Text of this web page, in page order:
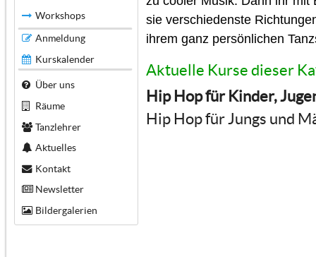
Workshops
Anmeldung
Kurskalender
Über uns
Räume
Tanzlehrer
Aktuelles
Kontakt
Newsletter
Bildergalerien
sie ver­schiedenste
ihrem ganz per­sön­lichen
Aktuelle Kurse dieser
Hip Hop für Kinder,
Hip Hop für Jungs und